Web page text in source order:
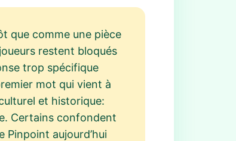
que comme une pièce
restent bloqués
trop spécifique
mot qui vient à
et historique:
Certains confondent
aujourd’hui